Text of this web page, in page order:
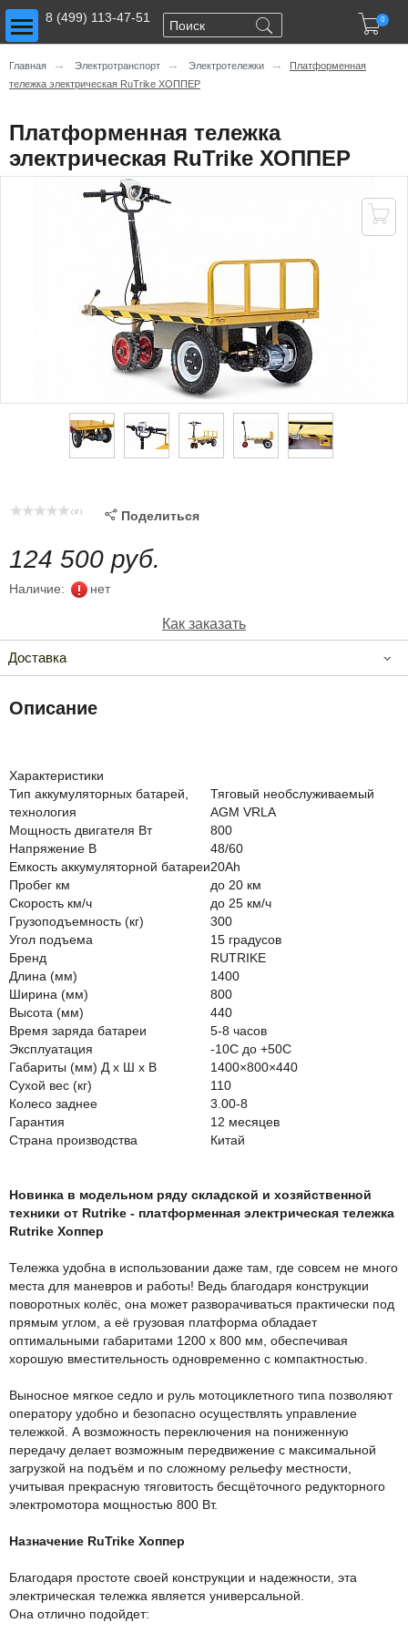
0
8 (499) 113-47-51
Toggle main menu visibility
Главная → Электротранспорт → Электротележки →
Платформенная
тележка электрическая RuTrike ХОППЕР
Платформенная тележка
электрическая RuTrike ХОППЕР

( 0 )  Поделиться
124 500 руб.
Наличие: нет
Как заказать
Доставка
Описание
Характеристики
Тип аккумуляторных батарей,
технология
Тяговый необслуживаемый
AGM VRLA
Мощность двигателя Вт
800
Напряжение В
48/60
Емкость аккумуляторной батареи20Ah
Пробег км
до 20 км
Скорость км/ч
до 25 км/ч
Грузоподъемность (кг)
300
Угол подъема
15 градусов
Бренд
RUTRIKE
Длина (мм)
1400
Ширина (мм)
800
Высота (мм)
440
Время заряда батареи
5-8 часов
Эксплуатация
-10С до +50С
Габариты (мм) Д x Ш x В
1400×800×440
Сухой вес (кг)
110
Колесо заднее
3.00-8
Гарантия
12 месяцев
Страна производства
Китай
Новинка в модельном ряду складской и хозяйственной
техники от Rutrike - платформенная электрическая тележка
Rutrike Хоппер
Тележка удобна в использовании даже там, где совсем не много
места для маневров и работы! Ведь благодаря конструкции
поворотных колёс, она может разворачиваться практически под
прямым углом, а её грузовая платформа обладает
оптимальными габаритами 1200 х 800 мм, обеспечивая
хорошую вместительность одновременно с компактностью.
Выносное мягкое седло и руль мотоциклетного типа позволяют
оператору удобно и безопасно осуществлять управление
тележкой. А возможность переключения на пониженную
передачу делает возможным передвижение с максимальной
загрузкой на подъём и по сложному рельефу местности,
учитывая прекрасную тяговитость бесщёточного редукторного
электромотора мощностью 800 Вт.
Назначение RuTrike Хоппер
Благодаря простоте своей конструкции и надежности, эта
электрическая тележка является универсальной.
Она отлично подойдет: